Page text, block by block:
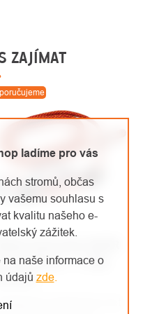
ladíme pro vás
stromů, občas
vašemu souhlasu s
kvalitu našeho e-
zážitek.
naše informace o
údajů zde.
ZAJÍMAT
Positioner - 2 oka,
polohovací set